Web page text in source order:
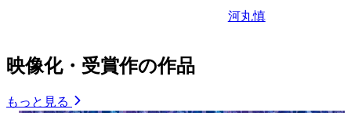
河丸慎
映像化・受賞作の作品
もっと見る